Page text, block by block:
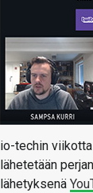
io-techin
lähetetään
lähetyksenä